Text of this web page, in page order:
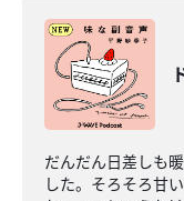
だんだん日差しも
した。そろそろ甘